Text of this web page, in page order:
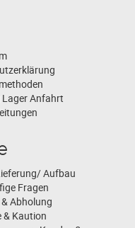
Anfahrt
Aufbau
Fragen
Abholung
& Kaution